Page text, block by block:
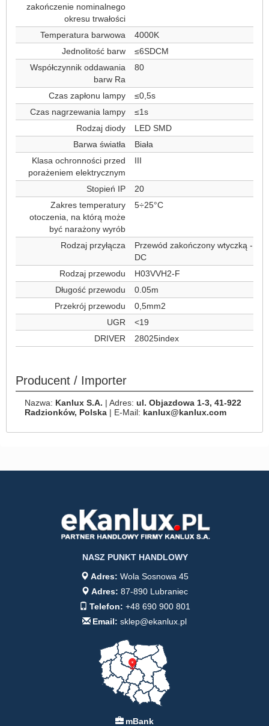
zakończenie nominalnego
okresu trwałości
Temperatura barwowa
4000K
Jednolitość barw
≤6SDCM
Współczynnik oddawania
barw Ra
80
Czas zapłonu lampy
≤0,5s
Czas nagrzewania lampy
≤1s
Rodzaj diody
LED SMD
Barwa światła
Biała
Klasa ochronności przed
porażeniem elektrycznym
III
Stopień IP
20
Zakres temperatury
otoczenia, na którą może
być narażony wyrób
5÷25°C
Rodzaj przyłącza
Przewód zakończony wtyczką -
DC
Rodzaj przewodu
H03VVH2-F
Długość przewodu
0.05m
Przekrój przewodu
0,5mm2
UGR
<19
DRIVER
28025index
Producent / Importer
Nazwa: Kanlux S.A. | Adres: ul. Objazdowa 1-3, 41-922
Radzionków, Polska | E-Mail: kanlux@kanlux.com
NASZ PUNKT HANDLOWY
Adres: Wola Sosnowa 45
Adres: 87-890 Lubraniec
Telefon: +48 690 900 801
Email: sklep@ekanlux.pl
mBank